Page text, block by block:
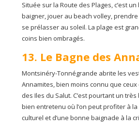
Située sur la Route des Plages, c’est
baigner, jouer au beach volley,
se prélasser au soleil. La plage est
coins bien ombragés.
13. Le Bagne des
Montsinéry-Tonnégrande abrite les
Annamites, bien moins connu que ceux
des Iles du Salut. C’est pourtant un
bien entretenu où l’on peut profiter à
culturel et d’une bonne baignade à la